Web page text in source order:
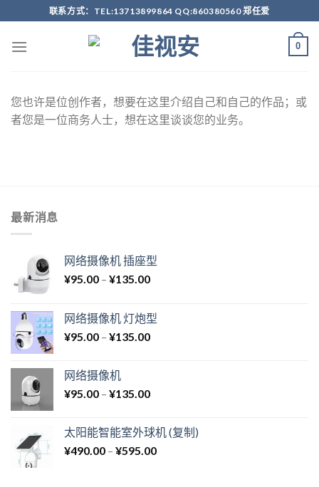
content
联系方式：TEL:13713899864 QQ:860380560 郑任爱
0
您也许是位创作者，想要在这里介绍自己和自己的作品；或
者您是一位商务人士，想在这里谈谈您的业务。
最新消息
网络摄像机 插座型
¥95.00 – ¥135.00
网络摄像机 灯炮型
¥95.00 – ¥135.00
网络摄像机
¥95.00 – ¥135.00
太阳能智能室外球机 (复制)
¥490.00 – ¥595.00